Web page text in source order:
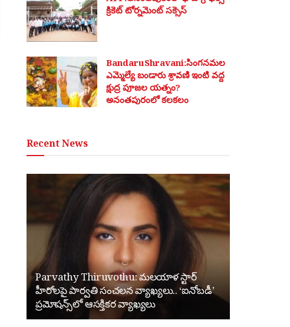
క్రికెట్ టోర్నమెంట్ సక్సెస్
BandaruShravani:సింగనమల
ఎమ్మెల్యే బండారు శ్రావణి ఇంటి వద్ద
క్షుద్ర పూజల యత్నం?
అనంతపురంలో కలకలం
Recent News
Parvathy Thiruvothu: మలయాళ స్టార్
హీరోలపై పార్వతి సంచలన వ్యాఖ్యలు.. ‘ఐనోబడీ’
ప్రమోషన్స్‌లో ఆసక్తికర వ్యాఖ్యలు